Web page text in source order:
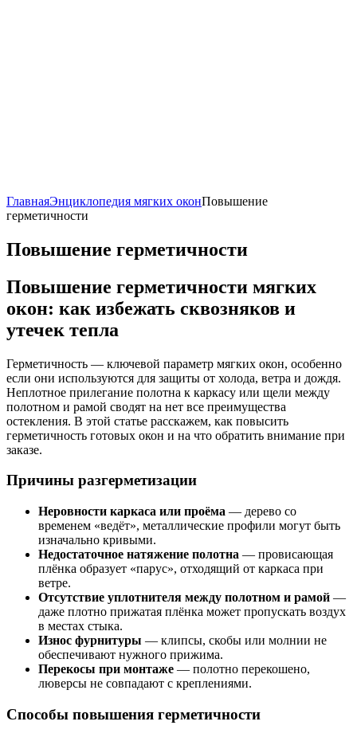
ГлавнаяЭнциклопедия мягких оконПовышение
герметичности
Повышение герметичности
Повышение герметичности мягких
окон: как избежать сквозняков и
утечек тепла
Герметичность — ключевой параметр мягких окон, особенно
если они используются для защиты от холода, ветра и дождя.
Неплотное прилегание полотна к каркасу или щели между
полотном и рамой сводят на нет все преимущества
остекления. В этой статье расскажем, как повысить
герметичность готовых окон и на что обратить внимание при
заказе.
Причины разгерметизации
Неровности каркаса или проёма — дерево со
временем «ведёт», металлические профили могут быть
изначально кривыми.
Недостаточное натяжение полотна — провисающая
плёнка образует «парус», отходящий от каркаса при
ветре.
Отсутствие уплотнителя между полотном и рамой —
даже плотно прижатая плёнка может пропускать воздух
в местах стыка.
Износ фурнитуры — клипсы, скобы или молнии не
обеспечивают нужного прижима.
Перекосы при монтаже — полотно перекошено,
люверсы не совпадают с креплениями.
Способы повышения герметичности